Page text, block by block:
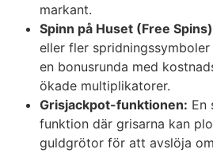
markant.
Spinn på Huset (Free
eller fler
en bonusrunda med
ökade multiplikatorer.
Grisjackpot-funktionen: En
funktion där grisarna kan
guldgrötor för att avslöja